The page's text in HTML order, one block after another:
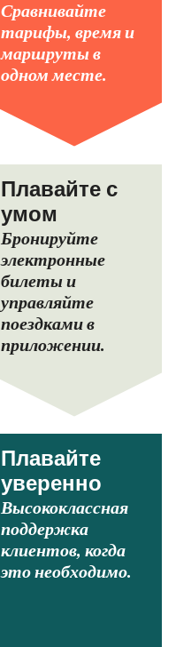
Сравнивайте
тарифы, время и
маршруты в
одном месте.
Плавайте с
умом
Бронируйте
электронные
билеты и
управляйте
поездками в
приложении.
Плавайте
уверенно
Высококлассная
поддержка
клиентов, когда
это необходимо.